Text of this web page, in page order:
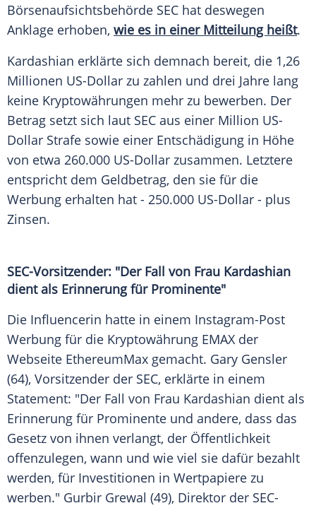
Börsenaufsichtsbehörde SEC hat deswegen
Anklage erhoben, wie es in einer Mitteilung heißt.
Kardashian erklärte sich demnach bereit, die 1,26
Millionen US-Dollar zu zahlen und drei Jahre lang
keine Kryptowährungen mehr zu bewerben. Der
Betrag setzt sich laut SEC aus einer Million US-
Dollar Strafe sowie einer Entschädigung in Höhe
von etwa 260.000 US-Dollar zusammen. Letztere
entspricht dem Geldbetrag, den sie für die
Werbung erhalten hat - 250.000 US-Dollar - plus
Zinsen.
SEC-Vorsitzender: "Der Fall von Frau Kardashian
dient als Erinnerung für Prominente"
Die Influencerin hatte in einem Instagram-Post
Werbung für die Kryptowährung EMAX der
Webseite EthereumMax gemacht. Gary Gensler
(64), Vorsitzender der SEC, erklärte in einem
Statement: "Der Fall von Frau Kardashian dient als
Erinnerung für Prominente und andere, dass das
Gesetz von ihnen verlangt, der Öffentlichkeit
offenzulegen, wann und wie viel sie dafür bezahlt
werden, für Investitionen in Wertpapiere zu
werben." Gurbir Grewal (49), Direktor der SEC-